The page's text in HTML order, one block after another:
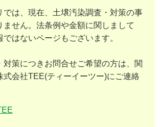
では、現在、土壌汚染調査・対策の事
ません。法条例や金額に関しまして
ではないページもございます。
対策につきお問合せご希望の方は、関
式会社TEE(ティーイーツー)にご連絡